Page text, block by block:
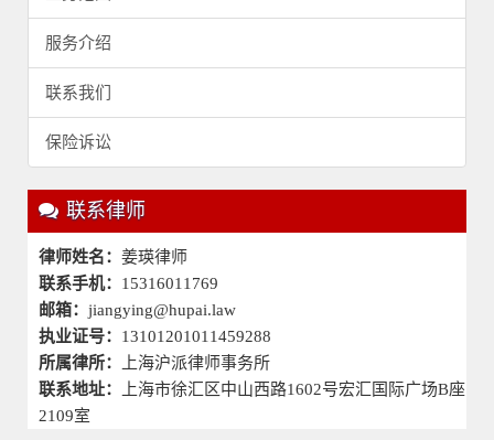
服务介绍
联系我们
保险诉讼
联系律师
律师姓名： 姜瑛律师
联系手机： 15316011769
邮箱： jiangying@hupai.law
执业证号： 13101201011459288
所属律所：
上海沪派律师事务所
联系地址：
上海市徐汇区中山西路1602号宏汇国际广场B座
2109室